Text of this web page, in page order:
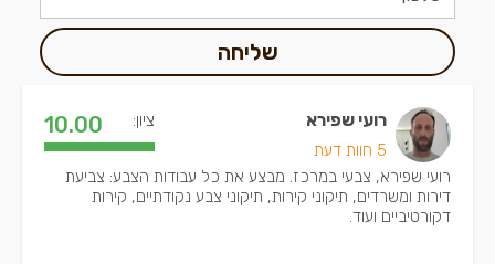
שליחה
רועי שפירא
5 חוות דעת
ציון: 10.00
רועי שפירא, צבעי במרכז. מבצע את כל עבודות הצבע: צביעת
דירות ומשרדים, תיקוני קירות, תיקוני צבע נקודתיים, קירות
דקורטיביים ועוד.